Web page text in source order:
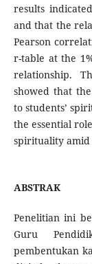
results
and that the
Pearson
r-table at the
relationship.
showed that
to students’
the essential
spirituality amid
ABSTRAK
Penelitian ini
Guru
pembentukan